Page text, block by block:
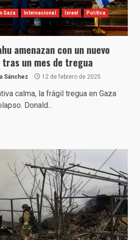
Gaza Internacional Israel Política
amenazan con un nuevo
un mes de tregua
Sánchez 12 de febrero de 2025
calma, la frágil tregua en Gaza
Donald...